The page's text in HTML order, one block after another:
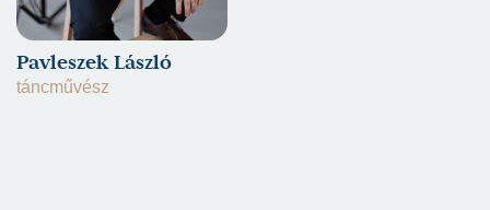
Pavleszek László
táncművész